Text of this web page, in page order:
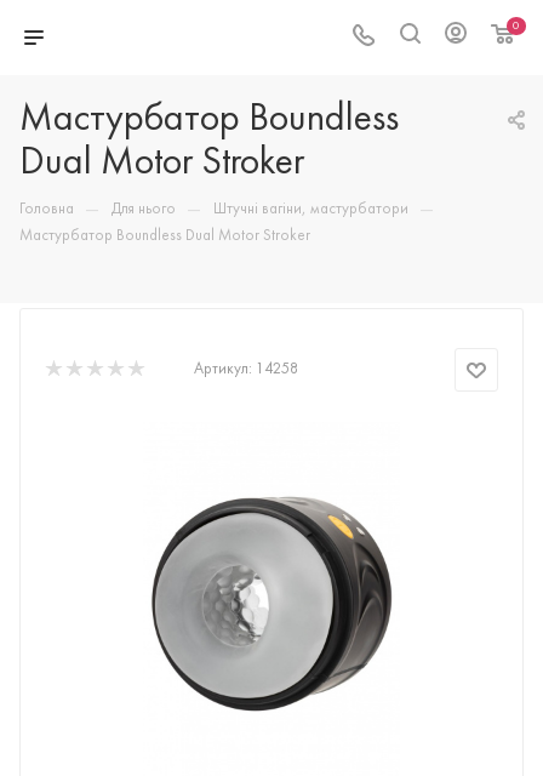
0
Мастурбатор Boundless
Dual Motor Stroker
Головна — Для нього — Штучні вагіни, мастурбатори —
Мастурбатор Boundless Dual Motor Stroker
Артикул: 14258